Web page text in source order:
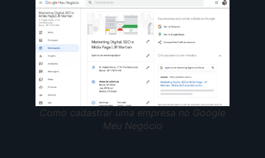
Como cadastrar uma empresa no Google
Meu Negócio